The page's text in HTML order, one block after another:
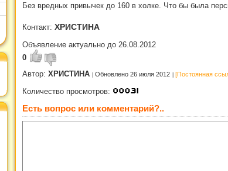
Без вредных привычек до 160 в холке. Что бы была
Контакт: ХРИСТИНА
Объявление актуально до 26.08.2012
0
Автор: ХРИСТИНА Обновлено 26 июля 2012 [Постоянная
Количество просмотров:
Есть вопрос или комментарий?..